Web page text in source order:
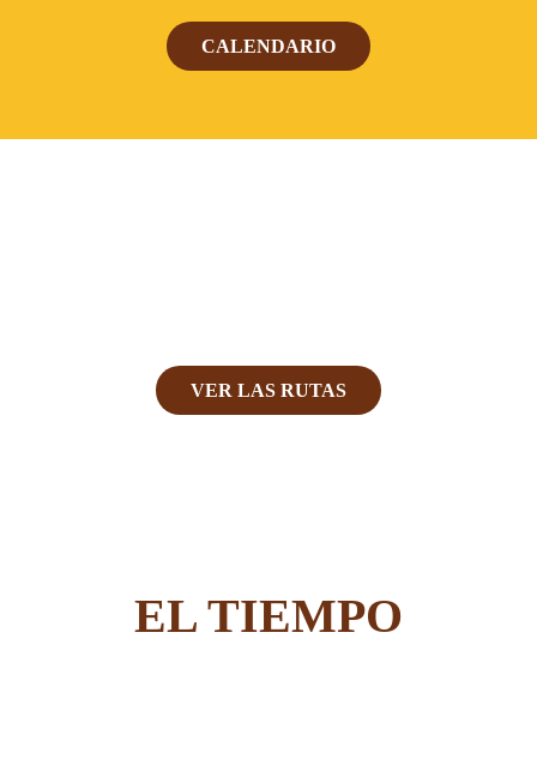
CALENDARIO
VER LAS RUTAS
EL TIEMPO